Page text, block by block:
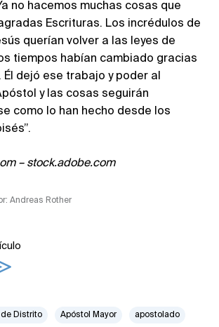
no hacemos muchas cosas que
Escrituras. Los incrédulos de
querían volver a las leyes de
tiempos habían cambiado gracias
Él dejó ese trabajo y poder al
y las cosas seguirán
como lo han hecho desde los
– stock.adobe.com
Andreas Rother
Distrito Apóstol Mayor apostolado